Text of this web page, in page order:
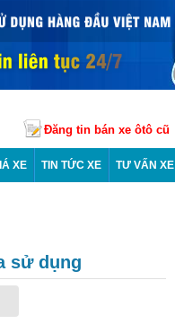
Đăng tin bán xe ôtô cũ
XE TIN TỨC XE TƯ VẤN XE
sử dụng